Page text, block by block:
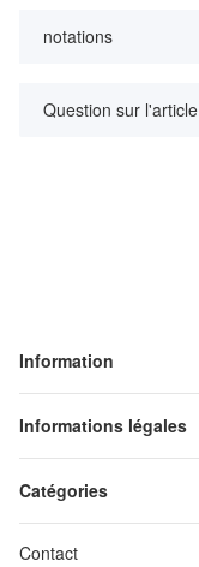
notations
Question sur l'article
Information
Informations légales
Catégories
Contact